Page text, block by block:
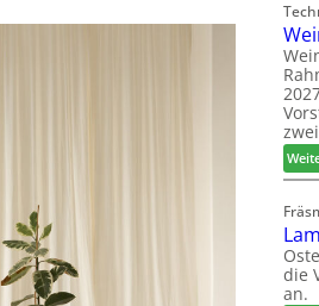
die
an.